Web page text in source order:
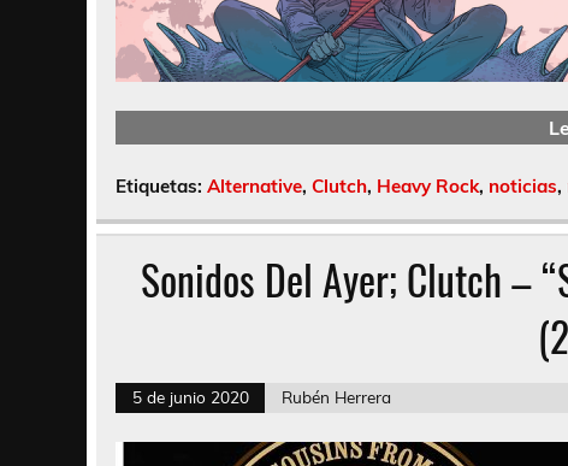
Etiquetas: Alternative, Clutch, Heavy Rock, noticias,
Sonidos Del Ayer; Clutch –
5 de junio 2020 Rubén Herrera